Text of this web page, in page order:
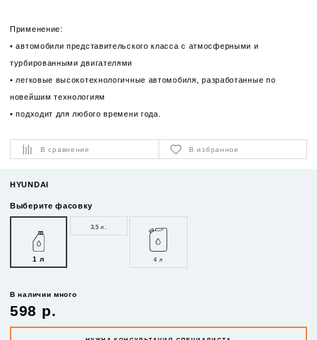
Применение:
• автомобили представительского класса с атмосферными и
турбированными двигателями
• легковые высокотехнологичные автомобиля, разработанные по
новейшим технологиям
• подходит для любого времени года.
В сравнение В избранное
HYUNDAI
Выберите фасовку
1 л
3,5 л.
4 л
В наличии много
598 р.